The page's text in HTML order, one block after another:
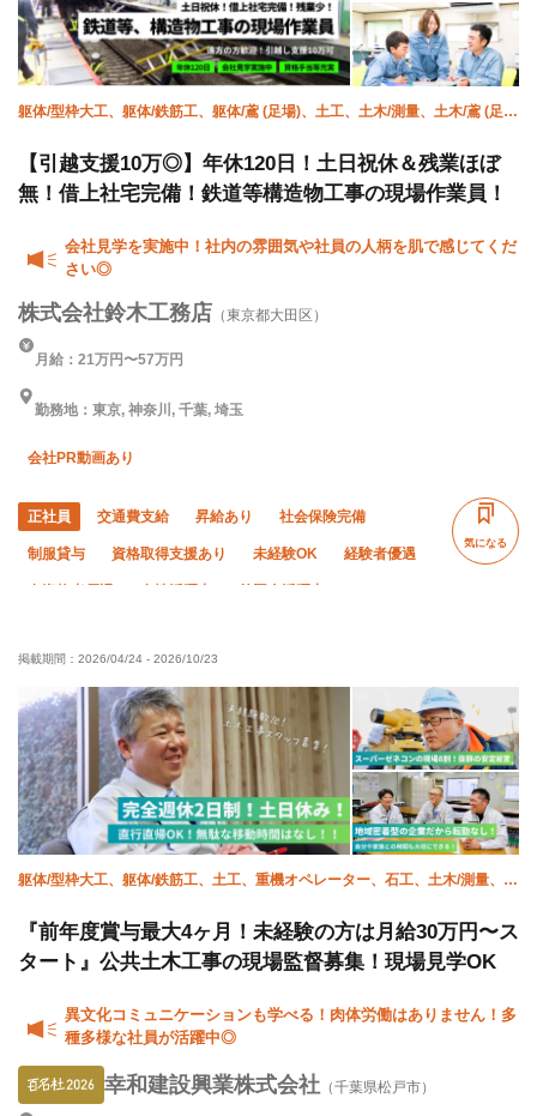
躯体/型枠大工、躯体/鉄筋工、躯体/鳶 (足場)、土工、土木/測量、土木/鳶 (足
【引越支援10万◎】年休120日！土日祝休＆残業ほぼ
無！借上社宅完備！鉄道等構造物工事の現場作業員！
会社見学を実施中！社内の雰囲気や社員の人柄を肌で感じてくだ
さい◎
株式会社鈴木工務店 （東京都大田区）
月給：21万円〜57万円
勤務地：東京, 神奈川, 千葉, 埼玉
会社PR動画あり
正社員 交通費支給 昇給あり 社会保険完備
制服貸与 資格取得支援あり 未経験OK 経験者優遇
有資格者優遇 女性活躍中 外国人活躍中
土日休み 夏季休暇 年末年始休暇
気になる
掲載期間： 2026/04/24 - 2026/10/23
躯体/型枠大工、躯体/鉄筋工、土工、重機オペレーター、石工、土木/測量、舗
『前年度賞与最大4ヶ月！未経験の方は月給30万円〜ス
タート』公共土木工事の現場監督募集！現場見学OK
異文化コミュニケーションも学べる！肉体労働はありません！多
種多様な社員が活躍中◎
幸和建設興業株式会社 （千葉県松戸市）